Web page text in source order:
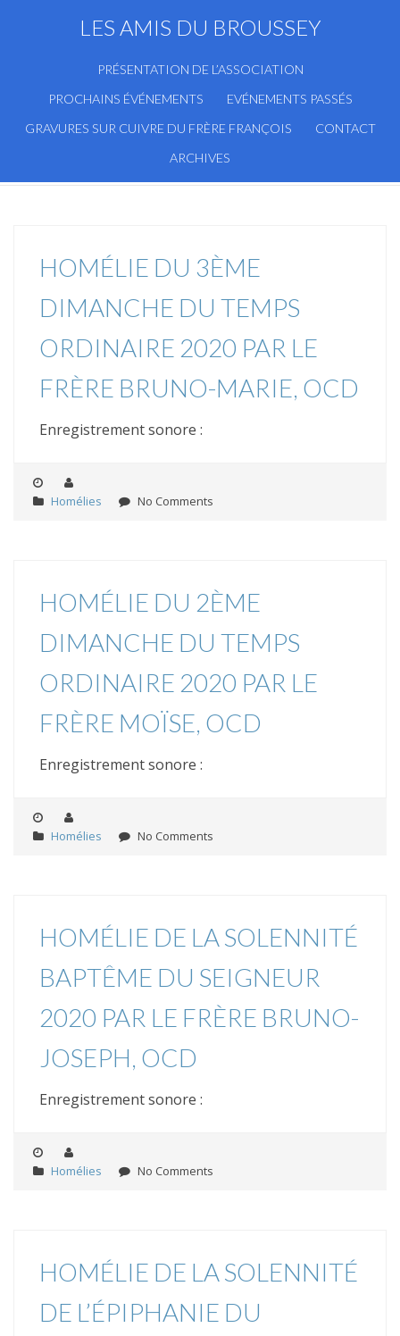
LES AMIS DU BROUSSEY
PRÉSENTATION DE L’ASSOCIATION
PROCHAINS ÉVÉNEMENTS
EVÉNEMENTS PASSÉS
GRAVURES SUR CUIVRE DU FRÈRE FRANÇOIS
CONTACT
ARCHIVES
HOMÉLIE DU 3ÈME
DIMANCHE DU TEMPS
ORDINAIRE 2020 PAR LE
FRÈRE BRUNO-MARIE, OCD
Enregistrement sonore :
Homélies No Comments
HOMÉLIE DU 2ÈME
DIMANCHE DU TEMPS
ORDINAIRE 2020 PAR LE
FRÈRE MOÏSE, OCD
Enregistrement sonore :
Homélies No Comments
HOMÉLIE DE LA SOLENNITÉ
BAPTÊME DU SEIGNEUR
2020 PAR LE FRÈRE BRUNO-
JOSEPH, OCD
Enregistrement sonore :
Homélies No Comments
HOMÉLIE DE LA SOLENNITÉ
DE L’ÉPIPHANIE DU